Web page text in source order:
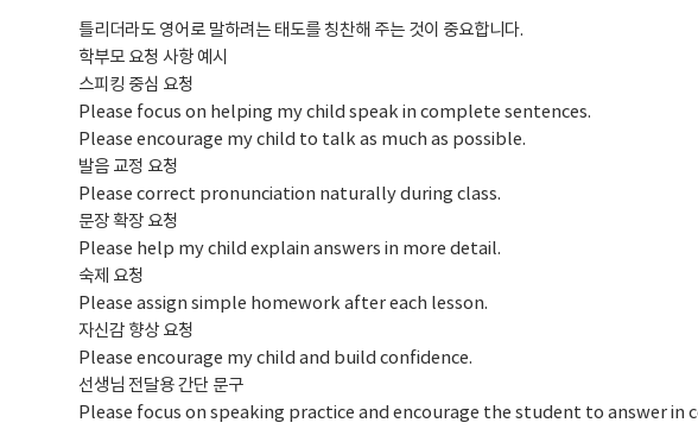
틀리더라도 영어로 말하려는 태도를 칭찬해 주는 것이 중요합니다.
학부모 요청 사항 예시
스피킹 중심 요청
Please focus on helping my child speak in complete sentences.
Please encourage my child to talk as much as possible.
발음 교정 요청
Please correct pronunciation naturally during class.
문장 확장 요청
Please help my child explain answers in more detail.
숙제 요청
Please assign simple homework after each lesson.
자신감 향상 요청
Please encourage my child and build confidence.
선생님 전달용 간단 문구
Please focus on speaking practice and encourage the student to answer